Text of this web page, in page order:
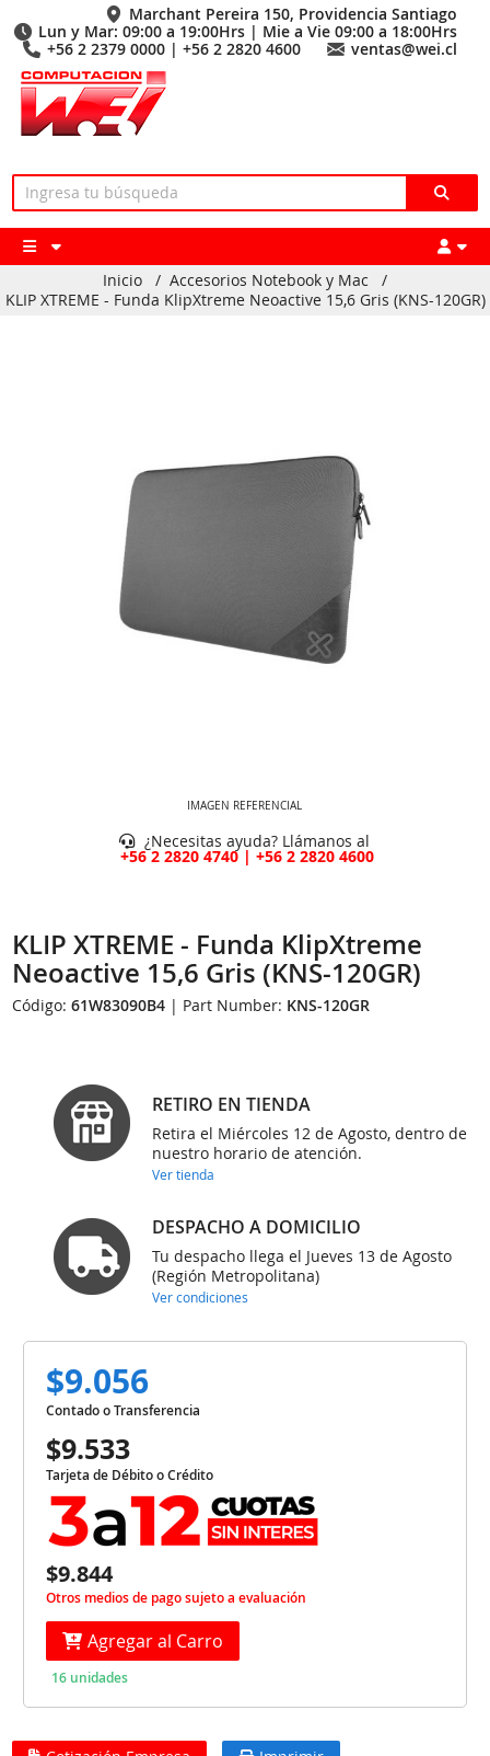
Marchant Pereira 150, Providencia Santiago
Lun y Mar: 09:00 a 19:00Hrs | Mie a Vie 09:00 a 18:00Hrs
+56 2 2379 0000 | +56 2 2820 4600
ventas@wei.cl
Inicio / Accesorios Notebook y Mac
/
KLIP XTREME - Funda KlipXtreme Neoactive 15,6 Gris (KNS-120GR)
IMAGEN REFERENCIAL
¿Necesitas ayuda? Llámanos al
+56 2 2820 4740 | +56 2 2820 4600
KLIP XTREME - Funda KlipXtreme
Neoactive 15,6 Gris (KNS-120GR)
Código:61W83090B4 | Part Number: KNS-120GR
RETIRO EN TIENDA
Retira el Miércoles 12 de Agosto, dentro de
nuestro horario de atención.
Ver tienda
DESPACHO A DOMICILIO
Tu despacho llega el Jueves 13 de Agosto
(Región Metropolitana)
Ver condiciones
$9.056
Contado o Transferencia
$9.533
Tarjeta de Débito o Crédito
$9.844
Otros medios de pago sujeto a evaluación
Agregar al Carro
16 unidades